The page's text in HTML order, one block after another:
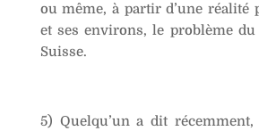
ou même, à partir d’une réalité
et ses environs, le problème
Suisse.
5) Quelqu’un a dit